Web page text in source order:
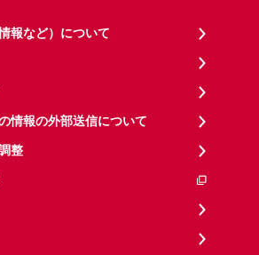
報など）について
情報の外部送信について
整